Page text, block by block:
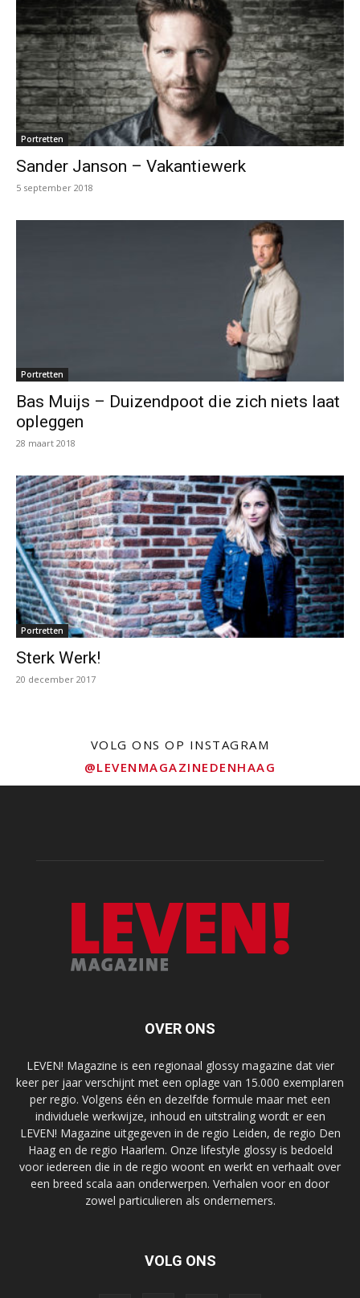
Portretten
Sander Janson – Vakantiewerk
5 september 2018
Portretten
Bas Muijs – Duizendpoot die zich niets laat
opleggen
28 maart 2018
Portretten
Sterk Werk!
20 december 2017
VOLG ONS OP INSTAGRAM
@LEVENMAGAZINEDENHAAG
OVER ONS
LEVEN! Magazine is een regionaal glossy magazine dat vier
keer per jaar verschijnt met een oplage van 15.000 exemplaren
per regio. Volgens één en dezelfde formule maar met een
individuele werkwijze, inhoud en uitstraling wordt er een
LEVEN! Magazine uitgegeven in de regio Leiden, de regio Den
Haag en de regio Haarlem. Onze lifestyle glossy is bedoeld
voor iedereen die in de regio woont en werkt en verhaalt over
een breed scala aan onderwerpen. Verhalen voor en door
zowel particulieren als ondernemers.
VOLG ONS